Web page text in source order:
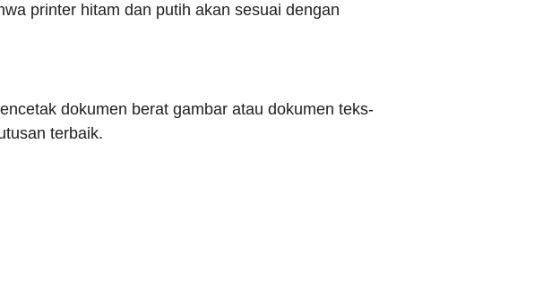
printer hitam dan putih akan sesuai dengan
dokumen berat gambar atau dokumen teks-
terbaik.